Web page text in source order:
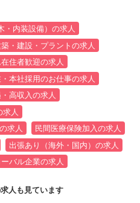
・内装設備）の求人
・建設・プラントの求人
住者歓迎の求人
本社採用のお仕事の求人
高収入の求人
求人
求人
民間医療保険加入の求人
出張あり（海外・国内）の求人
バル企業の求人
人も見ています